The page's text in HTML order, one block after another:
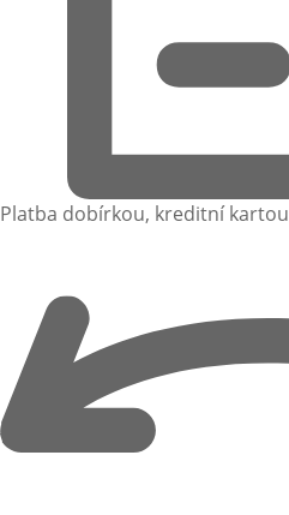
Platba dobírkou, kreditní kartou